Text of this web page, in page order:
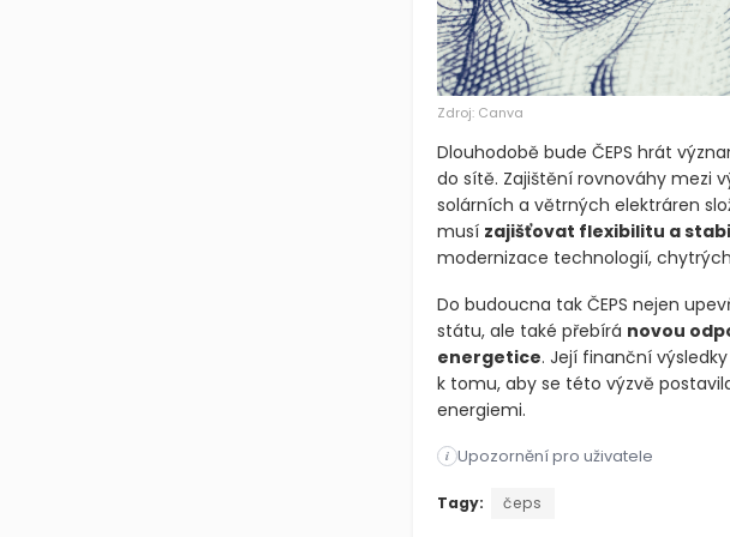
Zdroj: Canva
Dlouhodobě bude ČEPS hrát
do sítě. Zajištění rovnováhy mezi
solárních a větrných elektráren
musí zajišťovat flexibilitu a
modernizace technologií,
Do budoucna tak ČEPS nejen
státu, ale také přebírá novou
energetice. Její finanční
k tomu, aby se této výzvě
energiemi.
ČEPS zaznamenal rekordní zisk,
i Upozornění pro uživatele
ČEPS zaznamenal rekordní zisk,
Tagy: čeps